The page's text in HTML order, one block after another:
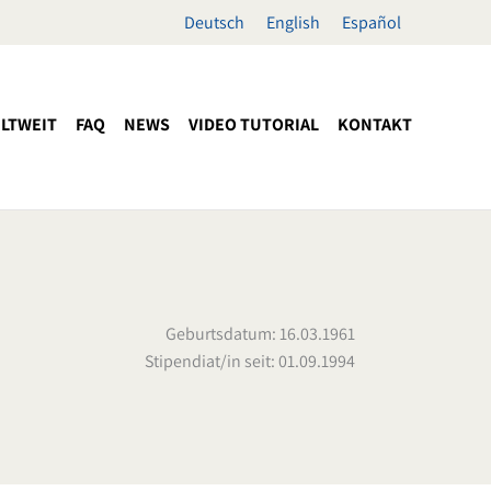
Deutsch English Español
FAQ NEWS VIDEO TUTORIAL KONTAKT
Geburtsdatum: 16.03.1961
Stipendiat/in seit: 01.09.1994